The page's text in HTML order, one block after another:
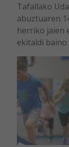
Tafallako
abuztuaren
herriko jaien
ekitaldi baino